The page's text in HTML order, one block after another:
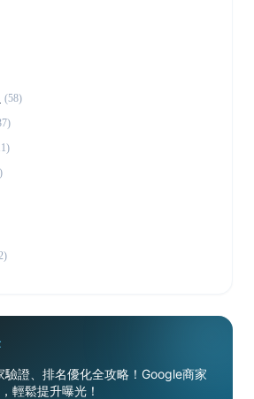
(58)
驗證、排名優化全攻略！Google商家
輕鬆提升曝光！